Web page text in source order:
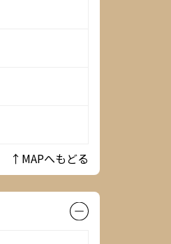
↑MAPへもどる